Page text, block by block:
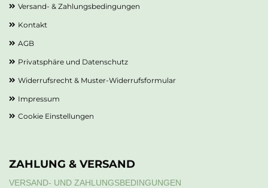
Versand- & Zahlungsbedingungen
Kontakt
AGB
Privatsphäre und Datenschutz
Widerrufsrecht & Muster-Widerrufsformular
Impressum
Cookie Einstellungen
ZAHLUNG & VERSAND
VERSAND- UND ZAHLUNGSBEDINGUNGEN